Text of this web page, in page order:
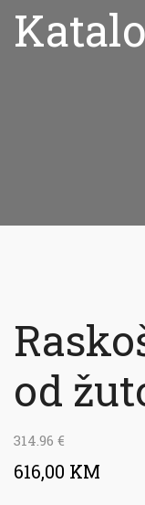
od
314.96 €
616,00 KM